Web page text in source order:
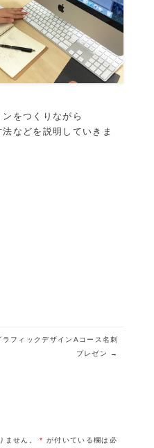
をつくりながら
などを説明していきま
ラフィックデザインAコース名刺
プレゼン
→
ません。 * が付いている欄は必